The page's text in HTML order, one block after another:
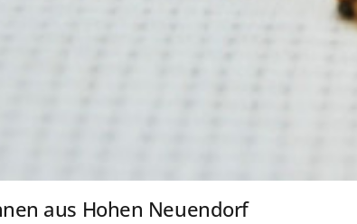
aus Hohen Neuendorf